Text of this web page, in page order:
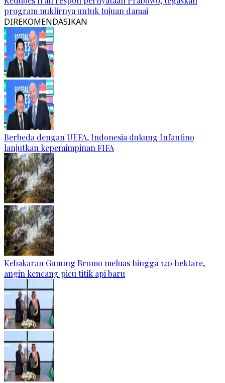
program nuklirnya untuk tujuan damai
DIREKOMENDASIKAN
Berbeda dengan UEFA, Indonesia dukung Infantino
lanjutkan kepemimpinan FIFA
Kebakaran Gunung Bromo meluas hingga 120 hektare,
angin kencang picu titik api baru